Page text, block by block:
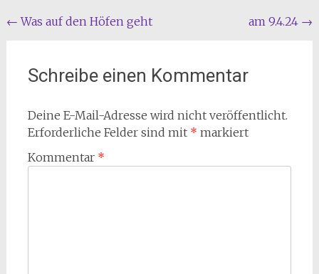
Beitragsnavigation
← Was auf den Höfen geht am 9.4.24 →
Schreibe einen Kommentar
Deine E-Mail-Adresse wird nicht veröffentlicht.
Erforderliche Felder sind mit * markiert
Kommentar *